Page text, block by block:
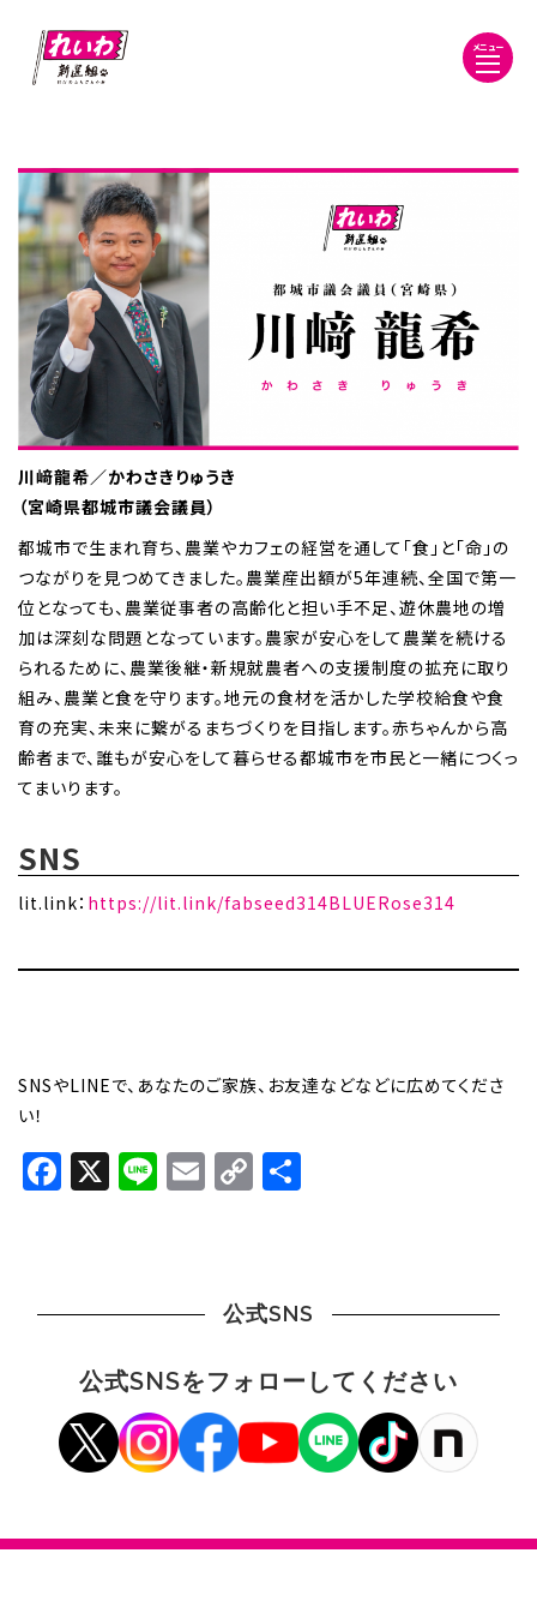
メニュー
川﨑龍希／かわさきりゅうき
（宮崎県都城市議会議員）
都城市で生まれ育ち、農業やカフェの経営を通して「食」と「命」の
つながりを見つめてきました。農業産出額が5年連続、全国で第一
位となっても、農業従事者の高齢化と担い手不足、遊休農地の増
加は深刻な問題となっています。農家が安心をして農業を続ける
られるために、農業後継・新規就農者への支援制度の拡充に取り
組み、農業と食を守ります。地元の食材を活かした学校給食や食
育の充実、未来に繋がるまちづくりを目指します。赤ちゃんから高
齢者まで、誰もが安心をして暮らせる都城市を市民と一緒につくっ
てまいります。
SNS
lit.link： https://lit.link/fabseed314BLUERose314
SNSやLINEで、あなたのご家族、お友達などなどに広めてくださ
い！
Facebook
X LineEmail
Copy
Link
公式SNS
公式SNSをフォローしてください